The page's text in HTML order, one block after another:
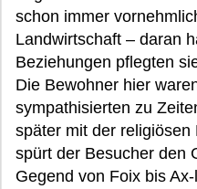
schon immer
Landwirtschaft – daran
Beziehungen pflegten
Die Bewohner hier
sympathisierten zu
später mit der
spürt der Besucher den
Gegend von Foix bis